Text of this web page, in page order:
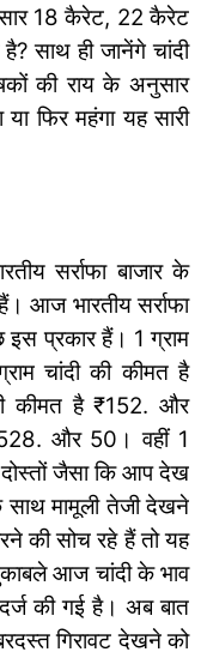
18 कैरेट, 22 कैरेट
साथ ही जानेंगे चांदी
की राय के अनुसार
फिर महंगा यह सारी
सर्राफा बाजार के
आज भारतीय सर्राफा
इस प्रकार हैं। 1 ग्राम
चांदी की कीमत है
कीमत है ₹152. और
और 50। वहीं 1
जैसा कि आप देख
मामूली तेजी देखने
की सोच रहे हैं तो यह
आज चांदी के भाव
की गई है। अब बात
गिरावट देखने को